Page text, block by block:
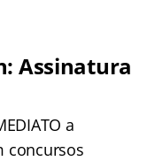
Assinatura
a
concursos